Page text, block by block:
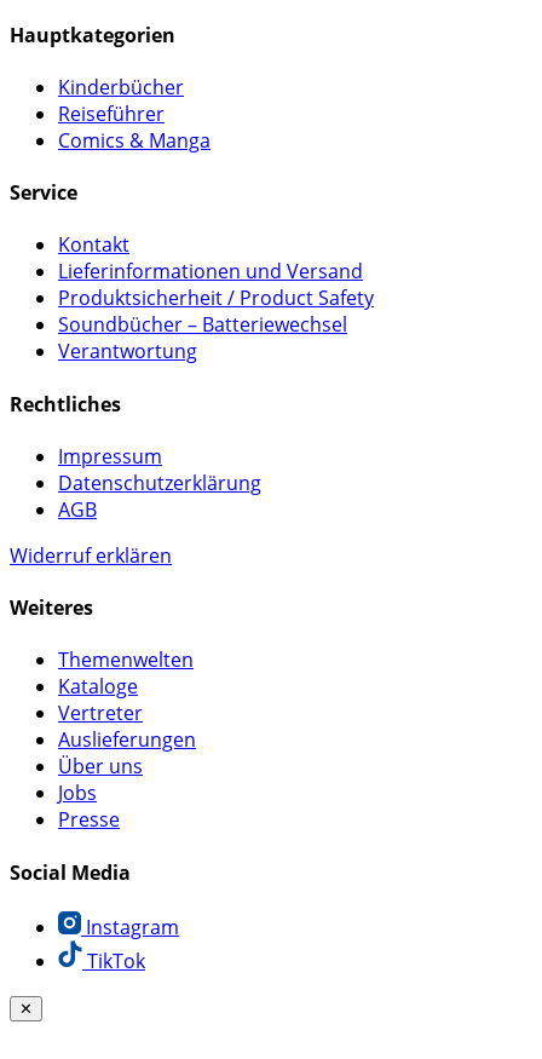
Hauptkategorien
Kinderbücher
Reiseführer
Comics & Manga
Service
Kontakt
Lieferinformationen und Versand
Produktsicherheit / Product Safety
Soundbücher – Batteriewechsel
Verantwortung
Rechtliches
Impressum
Datenschutzerklärung
AGB
Widerruf erklären
Weiteres
Themenwelten
Kataloge
Vertreter
Auslieferungen
Über uns
Jobs
Presse
Social Media
Instagram
TikTok
✕